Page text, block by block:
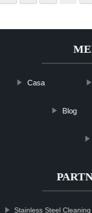
Casa
Blog
Stainless Steel